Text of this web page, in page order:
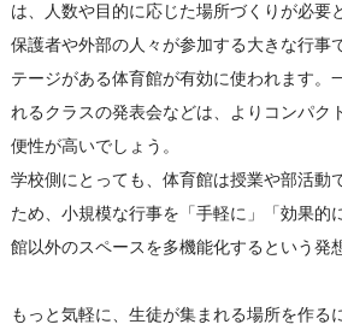
は、人数や目的に応じた場所づくりが必要
保護者や外部の人々が参加する大きな行事
テージがある体育館が有効に使われます。
れるクラスの発表会などは、よりコンパク
便性が高いでしょう。
学校側にとっても、体育館は授業や部活動
ため、小規模な行事を「手軽に」「効果的
館以外のスペースを多機能化するという発
もっと気軽に、生徒が集まれる場所を作る